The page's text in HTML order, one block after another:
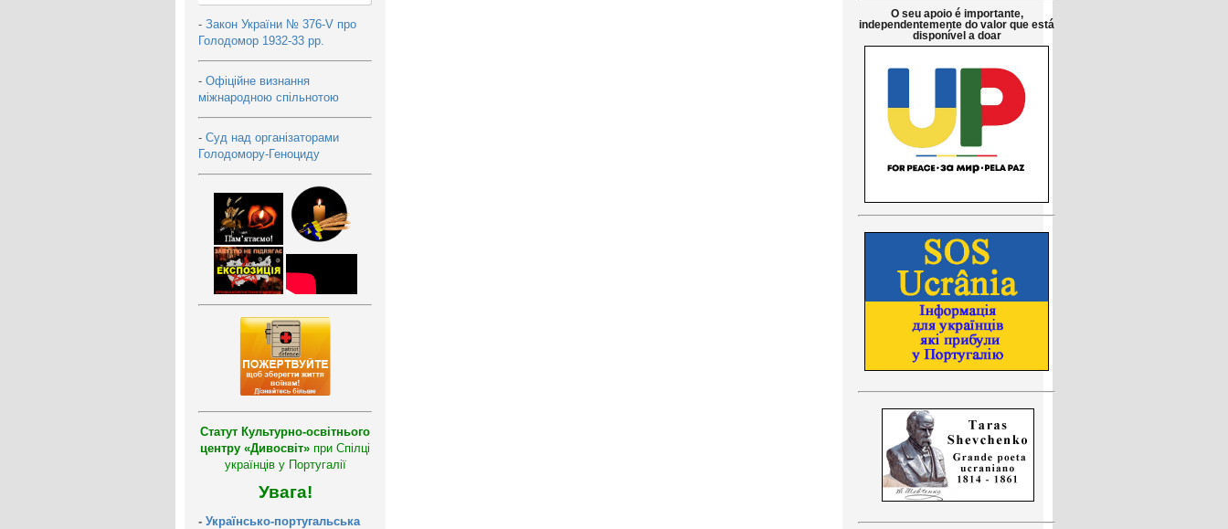
- Закон України № 376-V про
Голодомор 1932-33 рр.
- Офіційне визнання
міжнародною спільнотою
- Суд над організаторами
Голодомору-Геноциду
Статут Культурно-освітнього
центру «Дивосвіт» при Спілці
українців у Португалії
Увага!
- Українсько-португальська
O seu apoio é importante,
independentemente do valor que está
disponível a doar